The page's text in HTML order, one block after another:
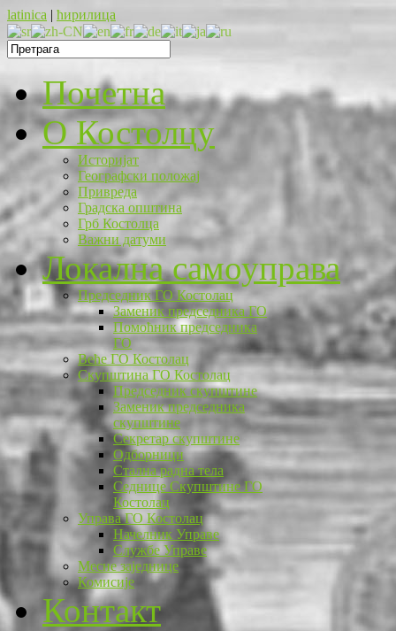
latinica | ћирилица
Почетна
O Костолцу
Историјат
Географски положај
Привреда
Градска општина
Грб Костолца
Важни датуми
Локална самоуправа
Председник ГО Костолац
Заменик председника ГО
Помоћник председника
ГО
Веће ГО Костолац
Скупштина ГО Костолац
Председник скупштине
Заменик председника
скупштине
Секретар скупштине
Одборници
Стална радна тела
Седнице Скупштине ГО
Костолац
Управа ГО Костолац
Начелник Управе
Службе Управе
Месне заједнице
Комисије
Контакт